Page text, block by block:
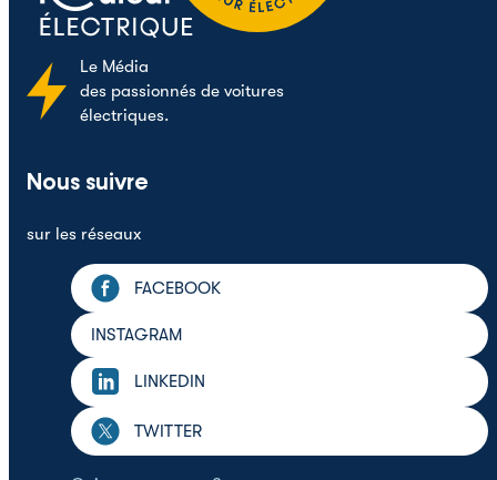
Le Média
des passionnés de voitures
électriques.
Nous suivre
sur les réseaux
FACEBOOK
INSTAGRAM
LINKEDIN
TWITTER